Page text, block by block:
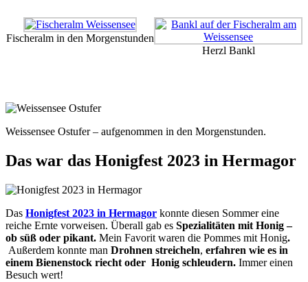
Fischeralm in den Morgenstunden
Herzl Bankl
Weissensee Ostufer – aufgenommen in den Morgenstunden.
Das war das Honigfest 2023 in Hermagor
Das Honigfest 2023 in Hermagor konnte diesen Sommer eine
reiche Ernte vorweisen. Überall gab es Spezialitäten mit Honig –
ob süß oder pikant. Mein Favorit waren die Pommes mit Honig.
Außerdem konnte man Drohnen streicheln, erfahren wie es in
einem Bienenstock riecht oder Honig schleudern. Immer einen
Besuch wert!